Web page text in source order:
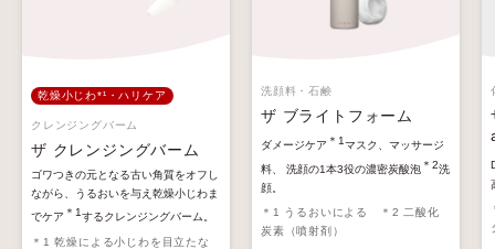
乾燥小じわ*¹・ハリケア
クレンジングバーム
ザ クレンジングバーム
ゴワつきの元となる古い角質をオフし
ながら、うるおいを与え乾燥小じわま
でケア ＊1するクレンジングバーム。
＊1 乾燥による小じわを目立たな
洗顔料・石鹸
ザ ブライトフォーム
ダメージケア ＊1マスク、マッサージ
料、 洗顔の1本3役の濃密炭酸泡 ＊2洗
顔。
＊1 うるおいによる ＊2 二酸化
炭素（噴射剤）